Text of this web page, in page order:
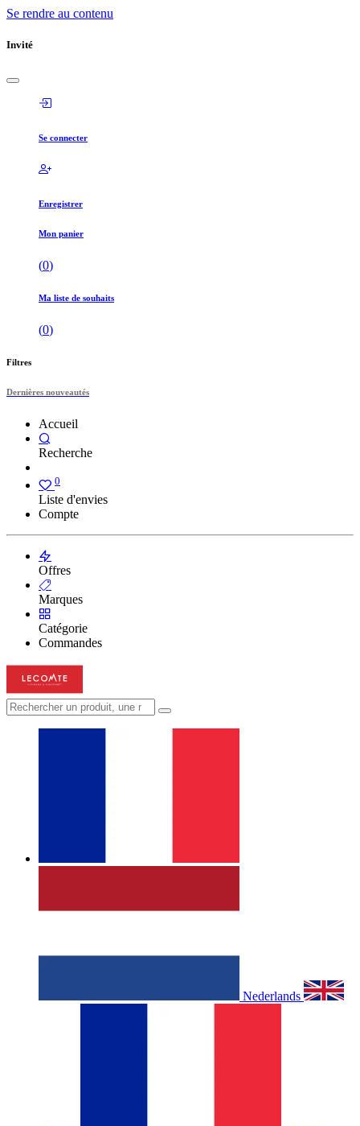
Se rendre au contenu
Invité
Se connecter
Enregistrer
Mon panier
(0)
Ma liste de souhaits
(0)
Filtres
Dernières nouveautés
Accueil
Recherche
0
Liste d'envies
Compte
Offres
Marques
Catégorie
Commandes
Nederlands